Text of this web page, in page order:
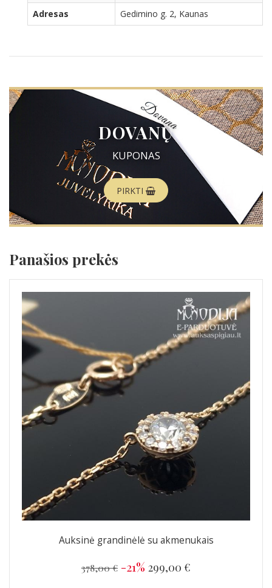
Adresas
Gedimino g. 2, Kaunas
DOVANŲ
KUPONAS
PIRKTI
Panašios prekės
Auksinė grandinėlė su akmenukais
378,00 € -21% 299,00 €